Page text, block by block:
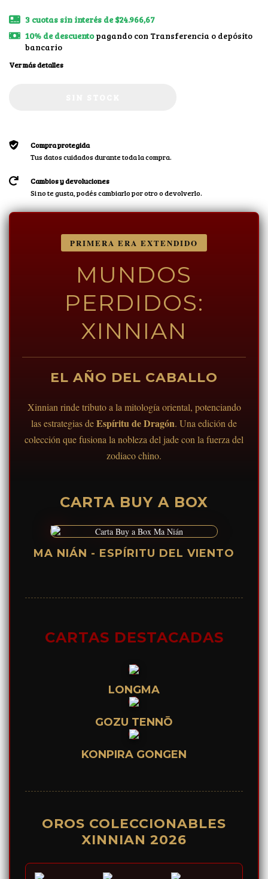
3 cuotas sin interés de$24.966,67
10% de descuentopagando con Transferencia o depósito
bancario
Ver más detalles
Compra protegida
Tus datos cuidados durante toda la compra.
Cambios y devoluciones
Si no te gusta, podés cambiarlo por otro o devolverlo.
PRIMERA ERA EXTENDIDO
MUNDOS
PERDIDOS:
XINNIAN
EL AÑO DEL CABALLO
Xinnian rinde tributo a la mitología oriental, potenciando
las estrategias deEspíritu de Dragón. Una edición de
colección que fusiona la nobleza del jade con la fuerza del
zodiaco chino.
CARTA BUY A BOX
MA NIÁN - ESPÍRITU DEL VIENTO
CARTAS DESTACADAS
LONGMA
GOZU TENNŌ
KONPIRA GONGEN
OROS COLECCIONABLES
XINNIAN 2026